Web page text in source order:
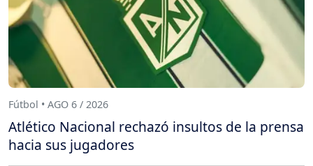
Fútbol • AGO 6 / 2026
Atlético Nacional rechazó insultos de la prensa
hacia sus jugadores